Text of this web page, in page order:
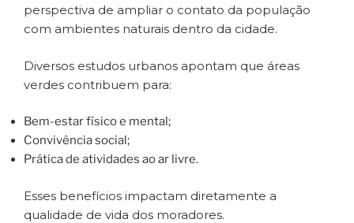
perspectiva de ampliar o contato da população
com ambientes naturais dentro da cidade.
Diversos estudos urbanos apontam que áreas
verdes contribuem para:
Bem-estar físico e mental;
Convivência social;
Prática de atividades ao ar livre.
Esses benefícios impactam diretamente a
qualidade de vida dos moradores.